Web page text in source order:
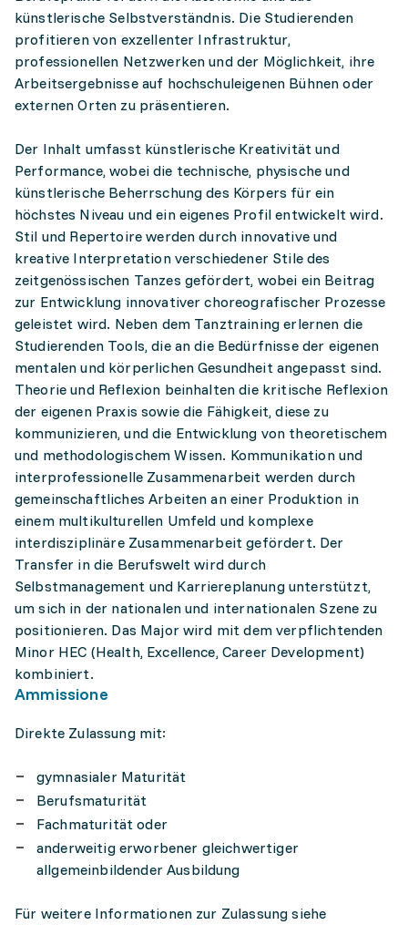
künstlerische Selbstverständnis. Die Studierenden
profitieren von exzellenter Infrastruktur,
professionellen Netzwerken und der Möglichkeit, ihre
Arbeitsergebnisse auf hochschuleigenen Bühnen oder
externen Orten zu präsentieren.
Der Inhalt umfasst künstlerische Kreativität und
Performance, wobei die technische, physische und
künstlerische Beherrschung des Körpers für ein
höchstes Niveau und ein eigenes Profil entwickelt wird.
Stil und Repertoire werden durch innovative und
kreative Interpretation verschiedener Stile des
zeitgenössischen Tanzes gefördert, wobei ein Beitrag
zur Entwicklung innovativer choreografischer Prozesse
geleistet wird. Neben dem Tanztraining erlernen die
Studierenden Tools, die an die Bedürfnisse der eigenen
mentalen und körperlichen Gesundheit angepasst sind.
Theorie und Reflexion beinhalten die kritische Reflexion
der eigenen Praxis sowie die Fähigkeit, diese zu
kommunizieren, und die Entwicklung von theoretischem
und methodologischem Wissen. Kommunikation und
interprofessionelle Zusammenarbeit werden durch
gemeinschaftliches Arbeiten an einer Produktion in
einem multikulturellen Umfeld und komplexe
interdisziplinäre Zusammenarbeit gefördert. Der
Transfer in die Berufswelt wird durch
Selbstmanagement und Karriereplanung unterstützt,
um sich in der nationalen und internationalen Szene zu
positionieren. Das Major wird mit dem verpflichtenden
Minor HEC (Health, Excellence, Career Development)
kombiniert.
Ammissione
Direkte Zulassung mit:
gymnasialer Maturität
Berufsmaturität
Fachmaturität oder
anderweitig erworbener gleichwertiger
allgemeinbildender Ausbildung
Für weitere Informationen zur Zulassung siehe